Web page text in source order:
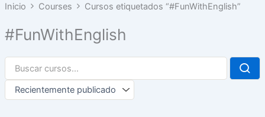
Inicio Courses Cursos etiquetados “#FunWithEnglish”
#FunWithEnglish